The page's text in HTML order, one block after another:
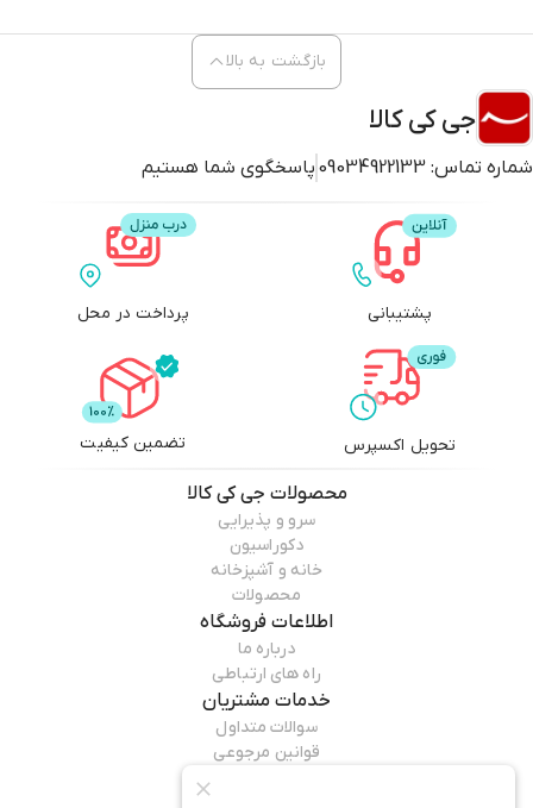
جی کی کالا
شماره تماس: 09034922133 پاسخگوی شما هستیم
بازگشت به بالا
پشتیبانی پرداخت در محل
تحویل اکسپرس تضمین کیفیت
محصولات جی کی کالا
سرو و پذیرایی
دکوراسیون
خانه و آشپزخانه
محصولات
اطلاعات فروشگاه
درباره ما
راه های ارتباطی
خدمات مشتریان
سوالات متداول
قوانین مرجوعی